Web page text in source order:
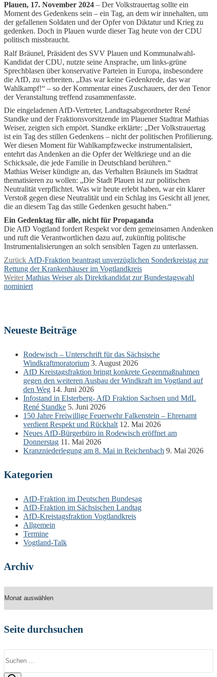
Plauen, 17. November 2024 – Der Volkstrauertag sollte ein
Moment des Gedenkens sein – ein Tag, an dem wir innehalten, um
der gefallenen Soldaten und der Opfer von Diktatur und Krieg zu
gedenken. Doch in Plauen wurde dieser Tag heute von der CDU
politisch missbraucht.
Ralf Bräunel, Präsident des SVV Plauen und Kommunalwahl-
Kandidat der CDU, nutzte seine Ansprache, um links-grüne
Sprechblasen über konservative Parteien in Europa, insbesondere
die AfD, zu verbreiten. „Das war keine Gedenkrede, das war
Wahlkampf!“ – so der Kommentar eines Zuschauers, der den Tenor
der Veranstaltung treffend zusammenfasste.
Die eingeladenen AfD-Vertreter, Landtagsabgeordneter René
Standke und der Fraktionsvorsitzende im Plauener Stadtrat Mathias
Weiser, zeigten sich empört. Standke erklärte: „Der Volkstrauertag
ist ein Tag des stillen Gedenkens – nicht der politischen Profilierung.
Wer diesen Moment für Wahlkampfzwecke instrumentalisiert,
entehrt das Andenken an die Opfer der Weltkriege und an die
Schicksale, die jede Familie in Deutschland berühren.“
Mathias Weiser kündigte an, das Verhalten Bräunels im Stadtrat
thematisieren zu wollen: „Die Stadt Plauen ist zur politischen
Neutralität verpflichtet. Was wir heute erlebt haben, war ein klarer
Verstoß gegen diese Neutralität und ein Schlag ins Gesicht all jener,
die an diesem Tag das stille Gedenken gesucht haben.“
Ein Gedenktag für alle, nicht für Propaganda
Die AfD Vogtland fordert Respekt vor dem gemeinsamen Andenken
und ruft die Verantwortlichen dazu auf, zukünftig politische
Instrumentalisierungen an solch sensiblen Tagen zu unterlassen.
Beitragsnavigation
Zurück Vorheriger
Beitrag:
AfD-Fraktion beantragt unverzüglichen Sonderkreistag zur
Rettung der Krankenhäuser im Vogtlandkreis
Weiter Nächster
Beitrag:
Mathias Weiser als Direktkandidat zur Bundestagswahl
nominiert
Neueste Beiträge
Rodewisch – Unterschrift für das Sächsische
Windkraftmoratorium 3. August 2026
AfD Kreistagsfraktion bringt konkrete Gegenmaßnahmen
gegen den weiteren Ausbau der Windkraft im Vogtland auf
den Weg 14. Juni 2026
Infostand in Elsterberg- AfD Fraktion Sachsen und MdL
René Standke 5. Juni 2026
150 Jahre Freiwillige Feuerwehr Falkenstein – Ehrenamt
verdient Respekt und Rückhalt 12. Mai 2026
Neues AfD-Bürgerbüro in Rodewisch eröffnet am
Donnerstag 11. Mai 2026
Kranzniederlegung am 8. Mai in Reichenbach 9. Mai 2026
Kategorien
AfD-Fraktion im Deutschen Bundesag
AfD-Fraktion im Sächsischen Landtag
AfD-Kreistagsfraktion Vogtlandkreis
Allgemein
Termine
Vogtland-Talk
Archiv
Seite durchsuchen
nach: